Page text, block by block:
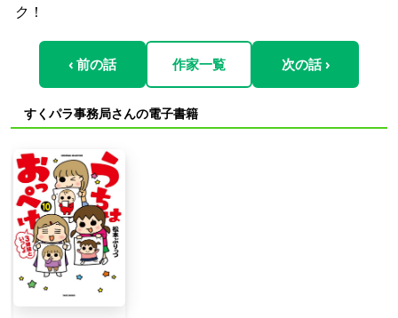
ク！
‹ 前の話 作家一覧 次の話 ›
すくパラ事務局さんの電子書籍